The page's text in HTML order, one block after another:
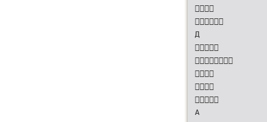


Д





А